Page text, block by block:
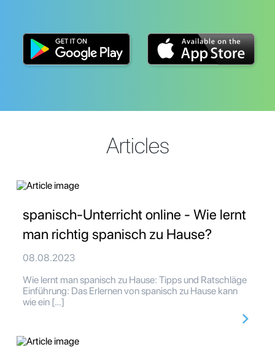
Articles
spanisch-Unterricht online - Wie lernt
man richtig spanisch zu Hause?
08.08.2023
Wie lernt man spanisch zu Hause: Tipps und Ratschläge
Einführung: Das Erlernen von spanisch zu Hause kann
wie ein […]